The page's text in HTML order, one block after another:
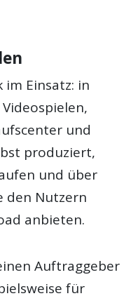
Einsatz: in
und
produziert,
und über
den Nutzern
anbieten.
Auftraggeber
für